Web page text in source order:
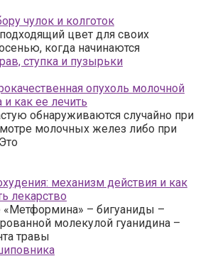
чулок и колготок
цвет для своих
когда начинаются
опухоль молочной
как ее лечить
обнаруживаются случайно при
молочных желез либо при
механизм действия и как
лекарство
«Метформина» – бигуаниды –
молекулой гуанидина –
травы